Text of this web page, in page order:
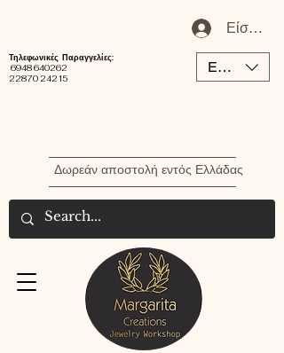
Δωρεάν αποστολή εντός Ελλάδας
EUR (€)
Τηλεφωνικές Παραγγελίες:
6948 640262
22870 24215